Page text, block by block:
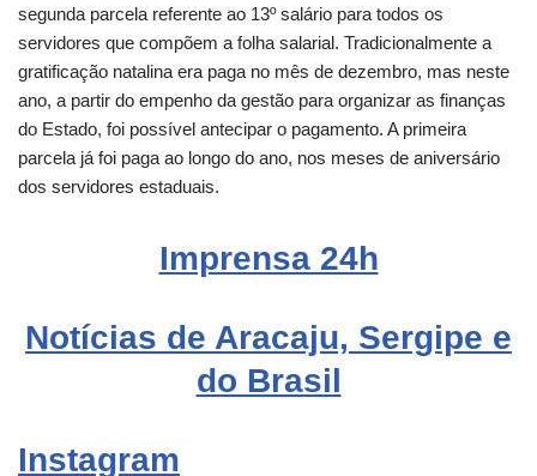
segunda parcela referente ao 13º salário para todos os
servidores que compõem a folha salarial. Tradicionalmente a
gratificação natalina era paga no mês de dezembro, mas neste
ano, a partir do empenho da gestão para organizar as finanças
do Estado, foi possível antecipar o pagamento. A primeira
parcela já foi paga ao longo do ano, nos meses de aniversário
dos servidores estaduais.
Imprensa 24h
Notícias de Aracaju, Sergipe e
do Brasil
Instagram